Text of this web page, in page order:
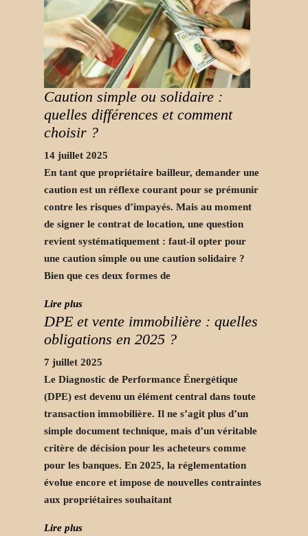
Caution simple ou solidaire :
quelles différences et comment
choisir ?
14 juillet 2025
En tant que propriétaire bailleur, demander une
caution est un réflexe courant pour se prémunir
contre les risques d’impayés. Mais au moment
de signer le contrat de location, une question
revient systématiquement : faut-il opter pour
une caution simple ou une caution solidaire ?
Bien que ces deux formes de
Lire plus
DPE et vente immobilière : quelles
obligations en 2025 ?
7 juillet 2025
Le Diagnostic de Performance Énergétique
(DPE) est devenu un élément central dans toute
transaction immobilière. Il ne s’agit plus d’un
simple document technique, mais d’un véritable
critère de décision pour les acheteurs comme
pour les banques. En 2025, la réglementation
évolue encore et impose de nouvelles contraintes
aux propriétaires souhaitant
Lire plus